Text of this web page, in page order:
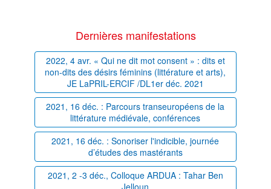
Dernières manifestations
2022, 4 avr. « Qui ne dit mot consent » : dits et
non-dits des désirs féminins (littérature et arts),
JE LaPRIL-ERCIF /DL1er déc. 2021
2021, 16 déc. : Parcours transeuropéens de la
littérature médiévale, conférences
2021, 16 déc. : Sonoriser l'indicible, journée
d’études des mastérants
2021, 2 -3 déc., Colloque ARDUA : Tahar Ben